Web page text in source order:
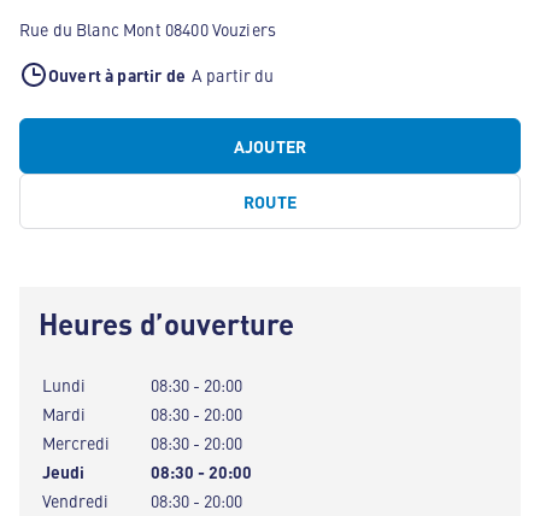
Rue du Blanc Mont 08400 Vouziers
Ouvert à partir de A partir du
AJOUTER
ROUTE
Heures d’ouverture
Lundi
08:30 - 20:00
Mardi
08:30 - 20:00
Mercredi
08:30 - 20:00
Jeudi
08:30 - 20:00
Vendredi
08:30 - 20:00